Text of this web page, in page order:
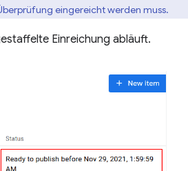
eingereicht werden muss.
Einreichung abläuft.